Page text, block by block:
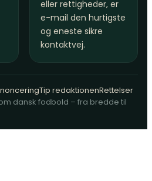
eller rettigheder, er
e-mail den hurtigste
og eneste sikre
kontaktvej.
Tip redaktionenRettelser
dansk fodbold – fra bredde til